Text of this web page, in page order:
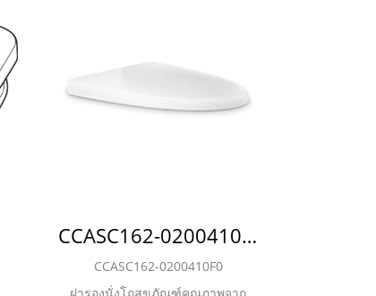
CCASC162-0200410F0 ฝารองนั่งชักโครก รุ่น LOVEN
CCASC162-0200410F0